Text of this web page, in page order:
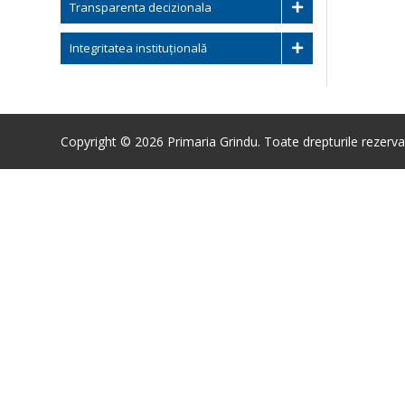
Transparenta decizionala
Integritatea instituțională
Copyright © 2026 Primaria Grindu. Toate drepturile